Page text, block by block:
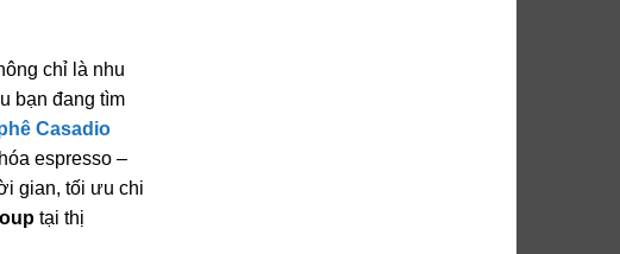
chỉ là nhu
bạn đang tìm
Casadio
espresso –
gian, tối ưu chi
tại thị